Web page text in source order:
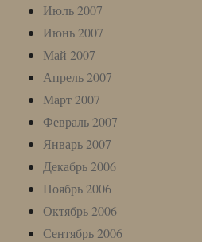
Июль 2007
Июнь 2007
Май 2007
Апрель 2007
Март 2007
Февраль 2007
Январь 2007
Декабрь 2006
Ноябрь 2006
Октябрь 2006
Сентябрь 2006